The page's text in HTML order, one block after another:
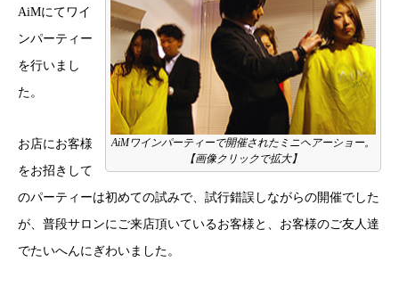
AiMワインパーティーで開催されたミニヘアーショー。
【画像クリックで拡大】
AiMにてワイ
ンパーティー
を行いまし
た。
お店にお客様
をお招きして
のパーティーは初めての試みで、試行錯誤しながらの開催でした
が、普段サロンにご来店頂いているお客様と、お客様のご友人達
でたいへんにぎわいました。